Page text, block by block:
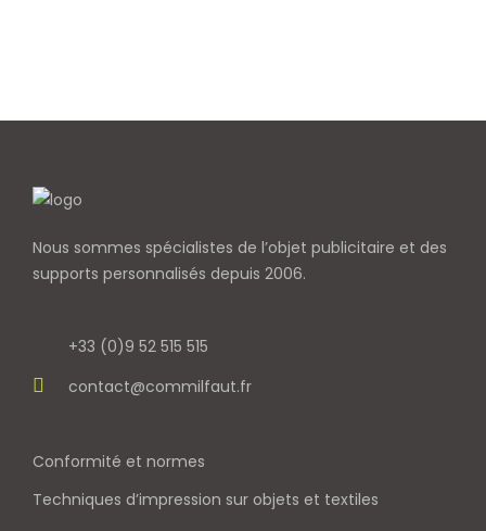
Nous sommes spécialistes de l’objet publicitaire et des
supports personnalisés depuis 2006.
+33 (0)9 52 515 515
contact@commilfaut.fr
Conformité et normes
Techniques d’impression sur objets et textiles